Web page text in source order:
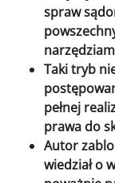
spraw
Taki tryb
pełnej
prawa do
Autor
wiedział o